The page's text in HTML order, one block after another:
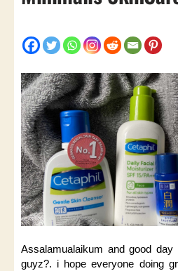
Assalamualaikum and good
guyz?. i hope everyone doing